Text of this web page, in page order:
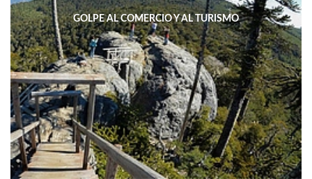
GOLPE AL COMERCIO Y AL TURISMO